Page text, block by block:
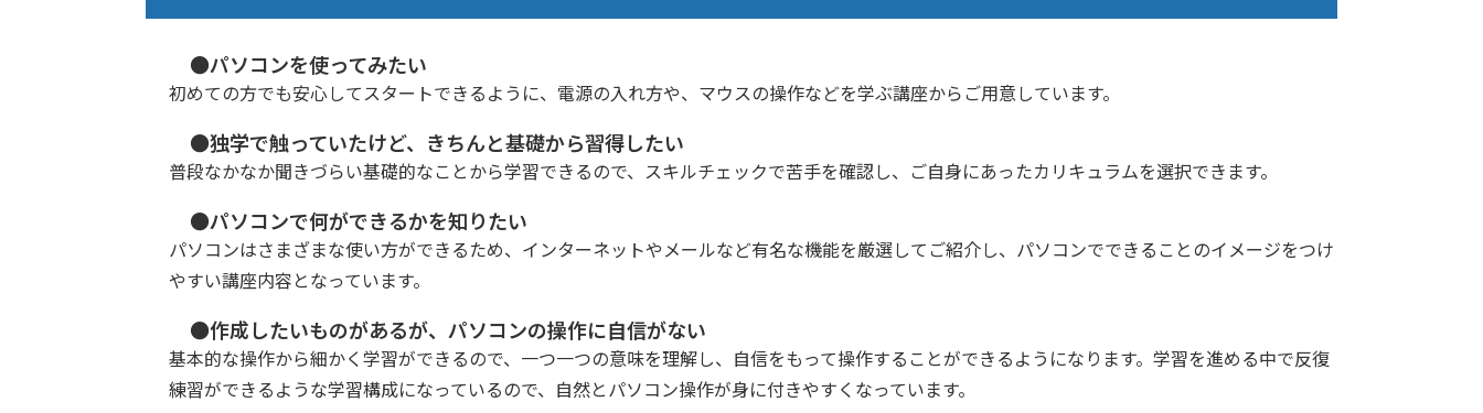
●パソコンを使ってみたい
初めての方でも安心してスタートできるように、電源の入れ方や、マウスの操作などを学ぶ講座からご用意しています。
●独学で触っていたけど、きちんと基礎から習得したい
普段なかなか聞きづらい基礎的なことから学習できるので、スキルチェックで苦手を確認し、ご自身にあったカリキュラムを選択できます。
●パソコンで何ができるかを知りたい
パソコンはさまざまな使い方ができるため、インターネットやメールなど有名な機能を厳選してご紹介し、パソコンでできることのイメージをつけ
やすい講座内容となっています。
●作成したいものがあるが、パソコンの操作に自信がない
基本的な操作から細かく学習ができるので、一つ一つの意味を理解し、自信をもって操作することができるようになります。学習を進める中で反復
練習ができるような学習構成になっているので、自然とパソコン操作が身に付きやすくなっています。